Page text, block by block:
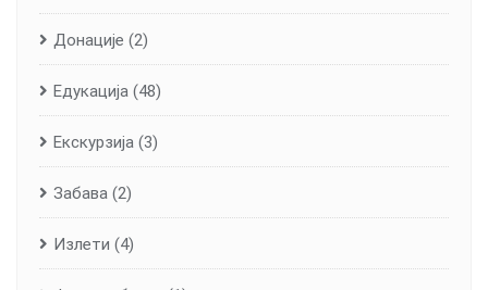
Донације (2)
Едукација (48)
Екскурзија (3)
Забава (2)
Излети (4)